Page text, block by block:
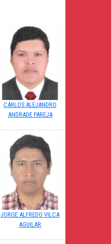
CARLOS ALEJANDRO
ANDRADE PAREJA
JORGE ALFREDO VILCA
AGUILAR